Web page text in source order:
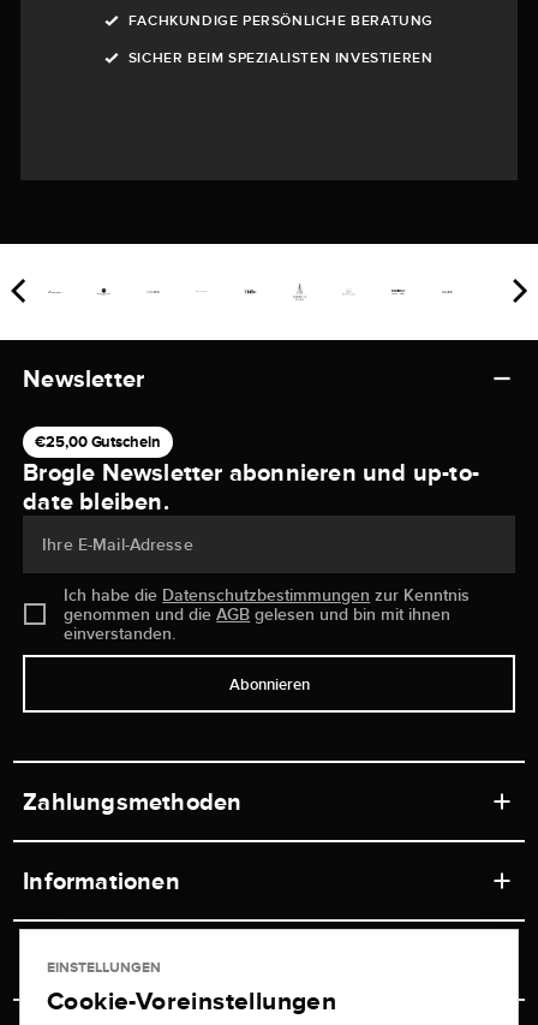
FACHKUNDIGE PERSÖNLICHE BERATUNG
SICHER BEIM SPEZIALISTEN INVESTIEREN
Newsletter
€25,00 Gutschein
Brogle Newsletter abonnieren und up-to-
date bleiben.
Ihre E-Mail-Adresse
Ich habe die Datenschutzbestimmungen zur Kenntnis
genommen und dieAGB gelesen und bin mit ihnen
einverstanden.
Abonnieren
Zahlungsmethoden
Informationen
Ladengeschäft
Service
EINSTELLUNGEN
Cookie-Voreinstellungen